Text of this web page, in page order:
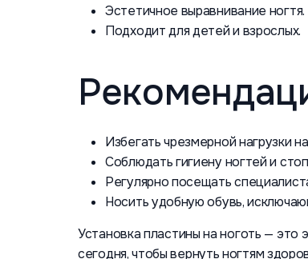
Эстетичное выравнивание ногтя.
Подходит для детей и взрослых.
Избегать чрезмерной нагрузки
Соблюдать гигиену ногтей и
Регулярно посещать
Носить удобную обувь,
Установка пластины на ноготь —
сегодня, чтобы вернуть ногтям